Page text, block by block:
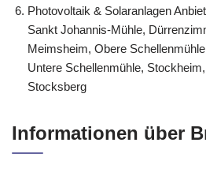
Photovoltaik & Solaranlagen
Sankt Johannis-Mühle,
Meimsheim, Obere
Untere Schellenmühle,
Stocksberg
Informationen über